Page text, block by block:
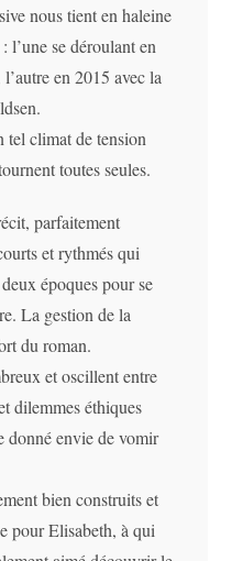
nous tient en haleine
l’une se déroulant en
en 2015 avec la
tel climat de tension
toutes seules.
parfaitement
et rythmés qui
époques pour se
La gestion de la
du roman.
et oscillent entre
dilemmes éthiques
donné envie de vomir
bien construits et
pour Elisabeth, à qui